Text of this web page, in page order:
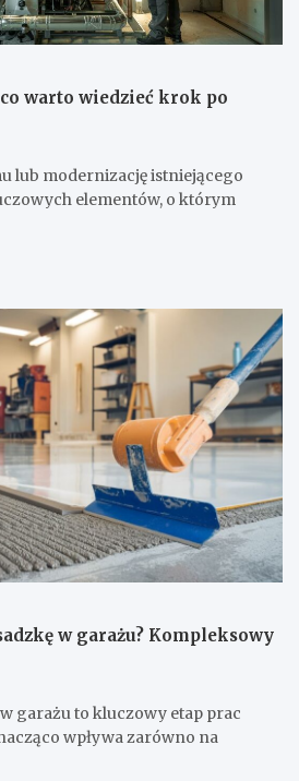
warto wiedzieć krok po
lub modernizację istniejącego
elementów, o którym
w garażu? Kompleksowy
garażu to kluczowy etap prac
wpływa zarówno na